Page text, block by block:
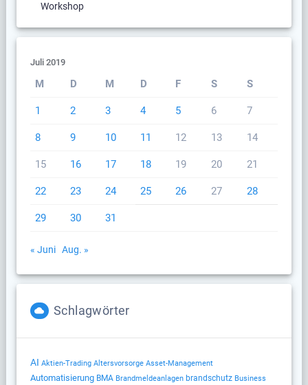
Workshop
Juli 2019
M D M D F S S
1 2 3 4 5 6 7
8 9 10 11 12 13 14
15 16 17 18 19 20 21
22 23 24 25 26 27 28
29 30 31
« Juni Aug. »
Schlagwörter
AI Aktien-Trading Altersvorsorge Asset-Management
Automatisierung BMA Brandmeldeanlagen brandschutz Business